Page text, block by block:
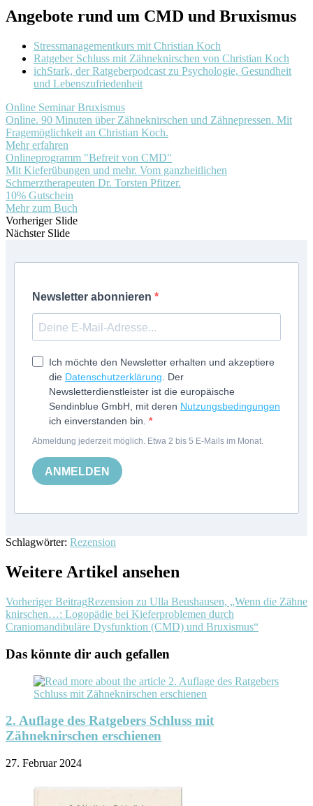
Angebote rund um CMD und Bruxismus
Stressmanagementkurs mit Christian Koch
Ratgeber Schluss mit Zähneknirschen von Christian Koch
ichStark, der Ratgeberpodcast zu Psychologie, Gesundheit
und Lebenszufriedenheit
Online Seminar Bruxismus
Online. 90 Minuten über Zähneknirschen und Zähnepressen. Mit
Fragemöglichkeit an Christian Koch.
Mehr erfahren
Onlineprogramm "Befreit von CMD"
Mit Kieferübungen und mehr. Vom ganzheitlichen
Schmerztherapeuten Dr. Torsten Pfitzer.
10% Gutschein
Mehr zum Buch
Vorheriger Slide
Nächster Slide
Newsletter abonnieren
Ich möchte den Newsletter erhalten und akzeptiere
die Datenschutzerklärung. Der
Newsletterdienstleister ist die europäische
Sendinblue GmbH, mit deren Nutzungsbedingungen
ich einverstanden bin.
Abmeldung jederzeit möglich. Etwa 2 bis 5 E-Mails im Monat.
ANMELDEN
Schlagwörter: Rezension
Weitere Artikel ansehen
Vorheriger BeitragRezension zu Ulla Beushausen, „Wenn die Zähne
knirschen…: Logopädie bei Kieferproblemen durch
Craniomandibuläre Dysfunktion (CMD) und Bruxismus“
Das könnte dir auch gefallen
2. Auflage des Ratgebers Schluss mit
Zähneknirschen erschienen
27. Februar 2024